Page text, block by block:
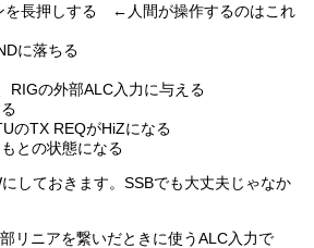
を長押しする ←人間が操作するのはこれ
に落ちる
RIGの外部ALC入力に与える
のTX REQがHiZになる
との状態になる
しておきます。SSBでも大丈夫じゃなか
リニアを繋いだときに使うALC入力で